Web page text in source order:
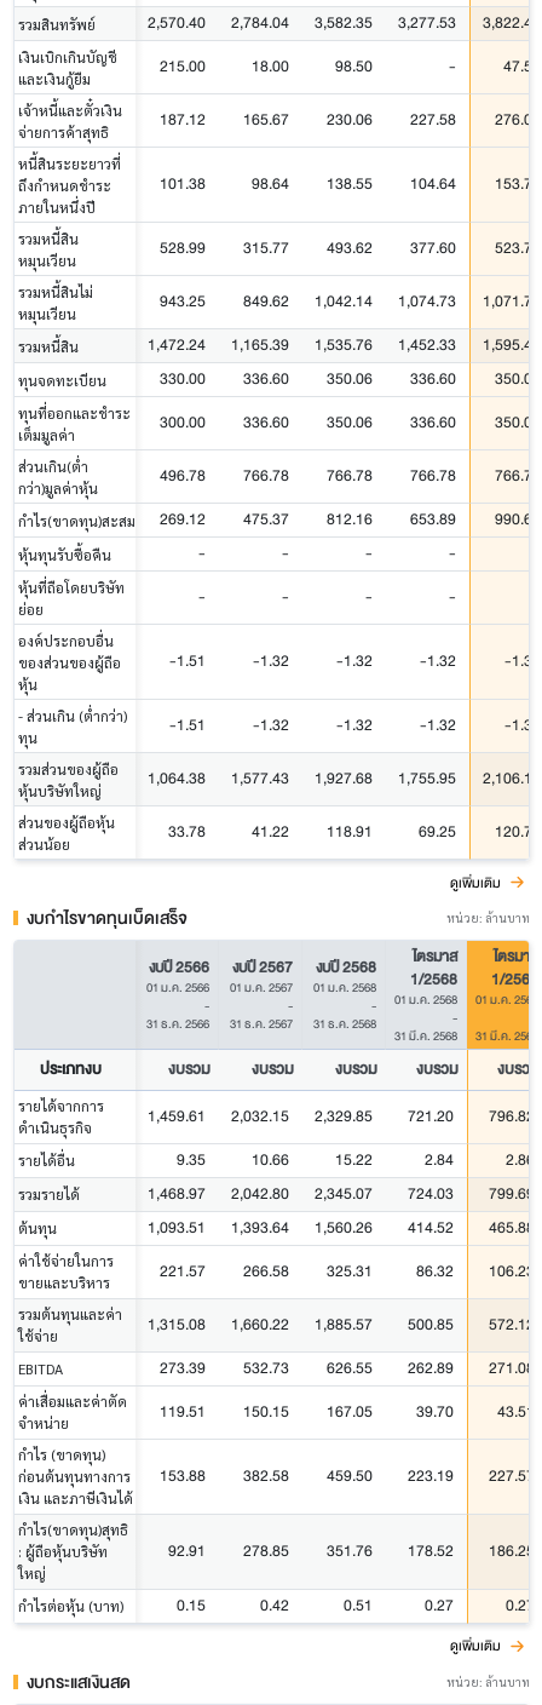
รวมสินทรัพย์
2,570.40 2,784.04 3,582.35 3,277.53 3,822.41
เงินเบิกเกินบัญชี
และเงินกู้ยืม
215.00 18.00 98.50 - 47.50
เจ้าหนี้และตั๋วเงิน
จ่ายการค้าสุทธิ
187.12 165.67 230.06 227.58 276.02
หนี้สินระยะยาวที่
ถึงกำหนดชำระ
ภายในหนึ่งปี
101.38 98.64 138.55 104.64 153.77
รวมหนี้สิน
หมุนเวียน
528.99 315.77 493.62 377.60 523.78
รวมหนี้สินไม่
หมุนเวียน
943.25 849.62 1,042.14 1,074.73 1,071.70
รวมหนี้สิน 1,472.24 1,165.39 1,535.76 1,452.33 1,595.47
ทุนจดทะเบียน 330.00 336.60 350.06 336.60 350.06
ทุนที่ออกและชำระ
เต็มมูลค่า
300.00 336.60 350.06 336.60 350.06
ส่วนเกิน(ต่ำ
กว่า)มูลค่าหุ้น
496.78 766.78 766.78 766.78 766.78
กำไร(ขาดทุน)สะสม 269.12 475.37 812.16 653.89 990.64
หุ้นทุนรับซื้อคืน - - - -
หุ้นที่ถือโดยบริษัท
ย่อย
- - - -
องค์ประกอบอื่น
ของส่วนของผู้ถือ
หุ้น
-1.51 -1.32 -1.32 -1.32 -1.32
- ส่วนเกิน (ต่ำกว่า)
ทุน
-1.51 -1.32 -1.32 -1.32 -1.32
รวมส่วนของผู้ถือ
หุ้นบริษัทใหญ่
1,064.38 1,577.43 1,927.68 1,755.95 2,106.16
ส่วนของผู้ถือหุ้น
ส่วนน้อย
33.78 41.22 118.91 69.25 120.77
ดูเพิ่มเติม
งบกำไรขาดทุนเบ็ดเสร็จ หน่วย: ล้านบาท
งบปี 2566
01 ม.ค. 2566
-
31 ธ.ค. 2566
งบปี 2567
01 ม.ค. 2567
-
31 ธ.ค. 2567
งบปี 2568
01 ม.ค. 2568
-
31 ธ.ค. 2568
ไตรมาส
1/2568
01 ม.ค. 2568
-
31 มี.ค. 2568
ไตรมาส
1/2569
01 ม.ค. 2569
31 มี.ค. 2569
ประเภทงบ งบรวม งบรวม งบรวม งบรวม งบรวม
รายได้จากการ
ดำเนินธุรกิจ
1,459.61 2,032.15 2,329.85 721.20 796.82
รายได้อื่น 9.35 10.66 15.22 2.84 2.86
รวมรายได้ 1,468.97 2,042.80 2,345.07 724.03 799.69
ต้นทุน 1,093.51 1,393.64 1,560.26 414.52 465.88
ค่าใช้จ่ายในการ
ขายและบริหาร
221.57 266.58 325.31 86.32 106.23
รวมต้นทุนและค่า
ใช้จ่าย
1,315.08 1,660.22 1,885.57 500.85 572.12
EBITDA 273.39 532.73 626.55 262.89 271.08
ค่าเสื่อมและค่าตัด
จำหน่าย
119.51 150.15 167.05 39.70 43.51
กำไร (ขาดทุน)
ก่อนต้นทุนทางการ
เงิน และภาษีเงินได้
153.88 382.58 459.50 223.19 227.57
กำไร(ขาดทุน)สุทธิ
: ผู้ถือหุ้นบริษัท
ใหญ่
92.91 278.85 351.76 178.52 186.25
กำไรต่อหุ้น (บาท) 0.15 0.42 0.51 0.27 0.27
ดูเพิ่มเติม
งบกระแสเงินสด หน่วย: ล้านบาท